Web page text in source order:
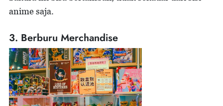
anime saja.
3. Berburu Merchandise